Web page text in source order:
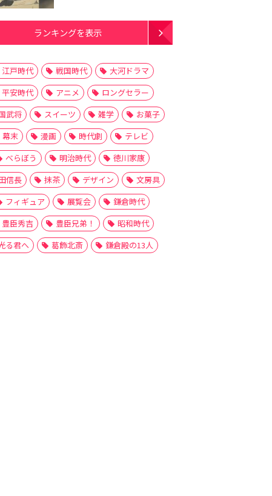
ランキングを表示
江戸時代 戦国時代
大河ドラマ
平安時代
アニメ
ロングセラー
武将
スイーツ 雑学
お菓子
幕末
漫画 時代劇
テレビ
べらぼう
明治時代
徳川家康
信長
抹茶 デザイン
文房具
フィギュア
展覧会
鎌倉時代
豊臣秀吉
豊臣兄弟！
昭和時代
る君へ
葛飾北斎 鎌倉殿の13人